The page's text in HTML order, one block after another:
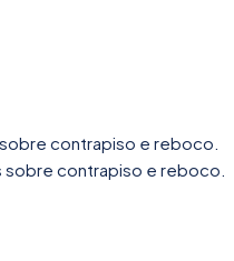
contrapiso e reboco.
sobre contrapiso e reboco.